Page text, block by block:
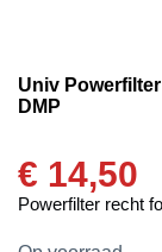
Univ
DMP
€ 14,50
Powerfilter recht